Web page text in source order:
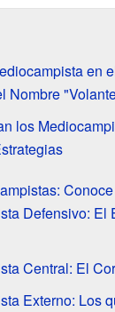
en
Nombre
los
Defensivo: El
Central: El
Externo: Los